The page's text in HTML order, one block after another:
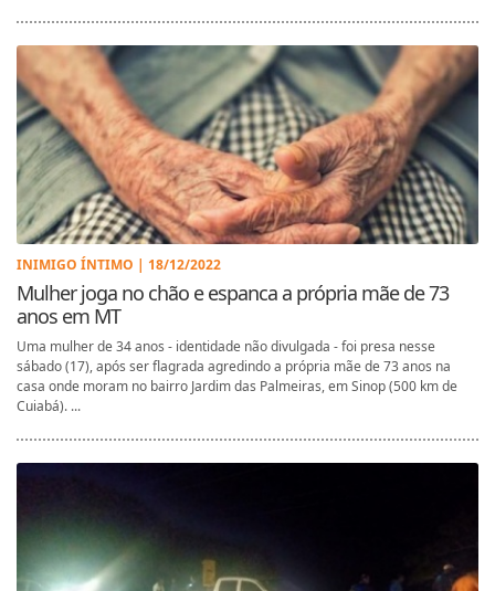
INIMIGO ÍNTIMO | 18/12/2022
Mulher joga no chão e espanca a própria mãe de 73
anos em MT
Uma mulher de 34 anos - identidade não divulgada - foi presa nesse
sábado (17), após ser flagrada agredindo a própria mãe de 73 anos na
casa onde moram no bairro Jardim das Palmeiras, em Sinop (500 km de
Cuiabá). ...